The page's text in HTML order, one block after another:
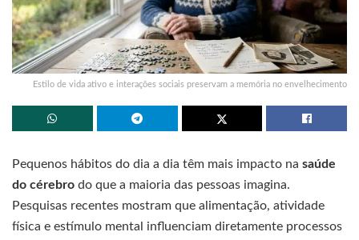
Estilo de vida ativo e interações sociais preservam a memória no envelhecimento
Pequenos hábitos do dia a dia têm mais impacto na saúde
do cérebro do que a maioria das pessoas imagina.
Pesquisas recentes mostram que alimentação, atividade
física e estímulo mental influenciam diretamente processos